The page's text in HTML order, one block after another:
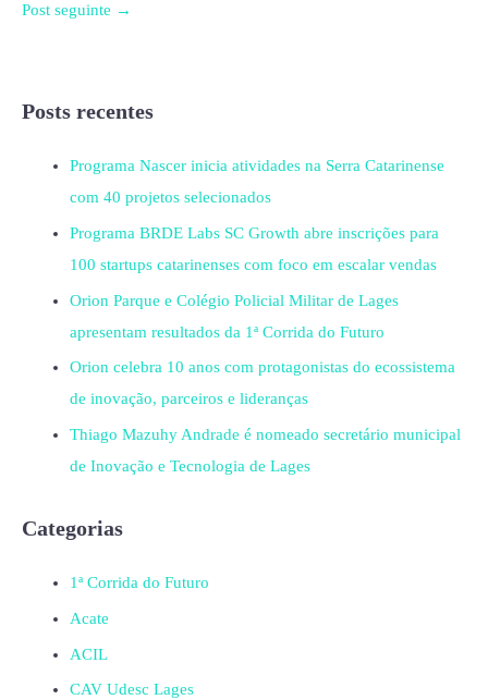
Post seguinte →
Posts recentes
Programa Nascer inicia atividades na Serra Catarinense
com 40 projetos selecionados
Programa BRDE Labs SC Growth abre inscrições para
100 startups catarinenses com foco em escalar vendas
Orion Parque e Colégio Policial Militar de Lages
apresentam resultados da 1ª Corrida do Futuro
Orion celebra 10 anos com protagonistas do ecossistema
de inovação, parceiros e lideranças
Thiago Mazuhy Andrade é nomeado secretário municipal
de Inovação e Tecnologia de Lages
Categorias
1ª Corrida do Futuro
Acate
ACIL
CAV Udesc Lages